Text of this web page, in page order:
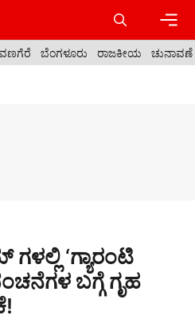
ಬೆಂಗಳೂರು ರಾಜಕೀಯ ಚುನಾವಣೆ
‘ಗ್ಯಾರಂಟಿ
ಬಗ್ಗೆ ಗೃಹ